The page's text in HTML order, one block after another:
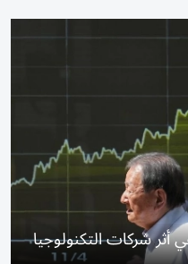
شركات التكنولوجيا